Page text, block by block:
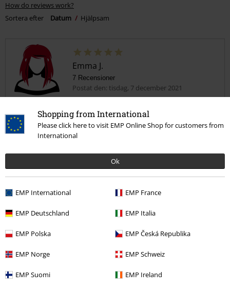
Shopping from International
Please click here to visit EMP Online Shop for customers from
International
Ok
EMP International EMP France
EMP Deutschland EMP Italia
EMP Polska EMP Česká Republika
EMP Norge EMP Schweiz
EMP Suomi EMP Ireland
How do reviews work?
Sortera efter
Datum Hjälpsam
Emma J.
7 Recensioner
Postat den: tisdag, 7 december 2021
Vilken storlek köpte du?: L
Skön t-shirt
Passform
Vidd
För smal
Perfekt